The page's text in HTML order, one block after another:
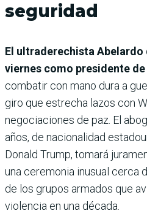
seguridad
El ultraderechista Abelardo
viernes como presidente
combatir con mano dura a
giro que estrecha lazos con
negociaciones de paz. El
años, de nacionalidad
Donald Trump, tomará
una ceremonia inusual cerca
de los grupos armados que
violencia en una década.